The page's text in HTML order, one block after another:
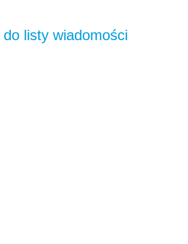
listy wiadomości